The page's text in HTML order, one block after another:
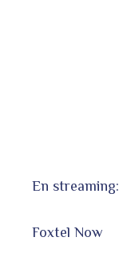
En streaming:
Foxtel Now